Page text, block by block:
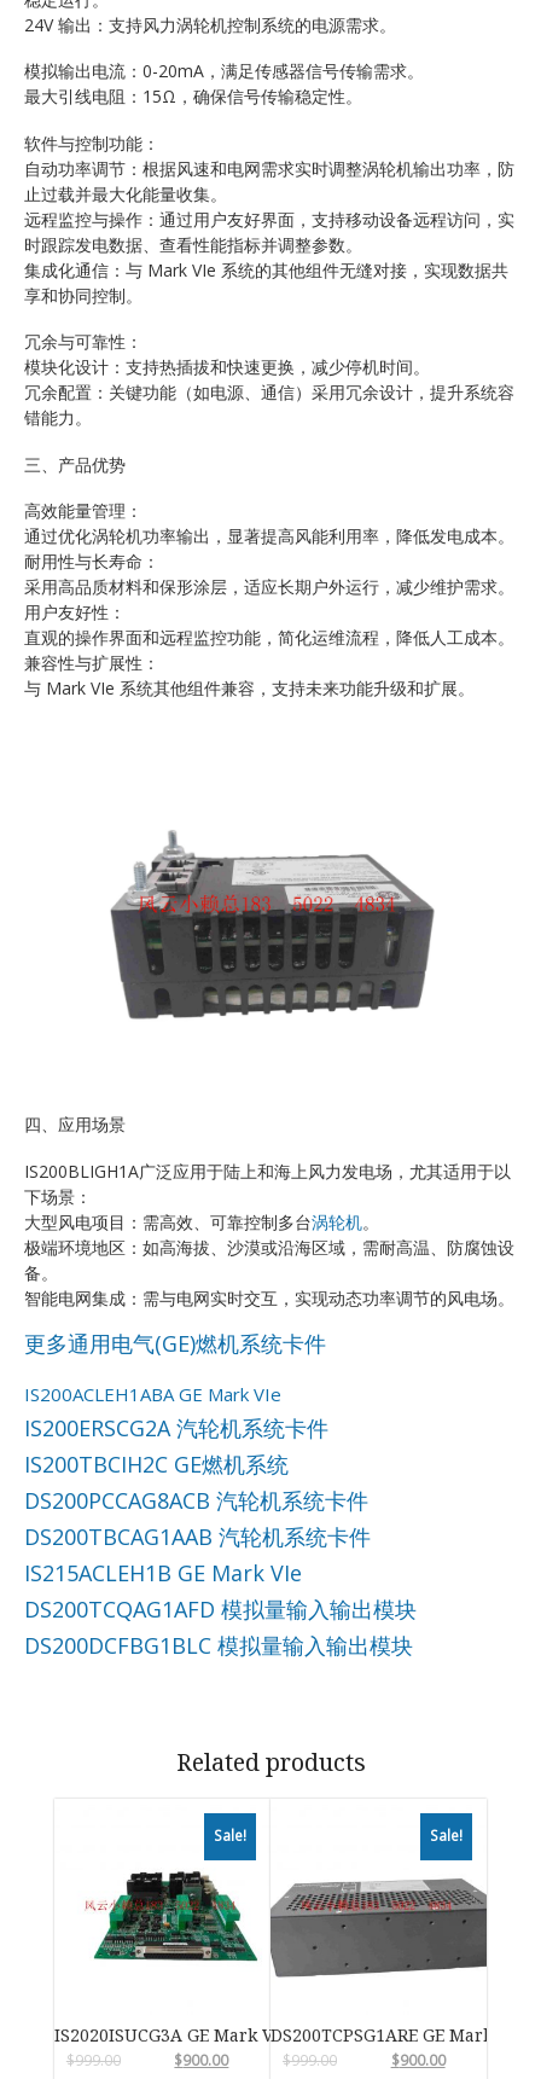
24V 输出：支持风力涡轮机控制系统的电源需求。
模拟输出电流：0-20mA，满足传感器信号传输需求。
最大引线电阻：15Ω，确保信号传输稳定性。
软件与控制功能：
自动功率调节：根据风速和电网需求实时调整涡轮机输出功率，防
止过载并最大化能量收集。
远程监控与操作：通过用户友好界面，支持移动设备远程访问，实
时跟踪发电数据、查看性能指标并调整参数。
集成化通信：与 Mark VIe 系统的其他组件无缝对接，实现数据共
享和协同控制。
冗余与可靠性：
模块化设计：支持热插拔和快速更换，减少停机时间。
冗余配置：关键功能（如电源、通信）采用冗余设计，提升系统容
错能力。
三、产品优势
高效能量管理：
通过优化涡轮机功率输出，显著提高风能利用率，降低发电成本。
耐用性与长寿命：
采用高品质材料和保形涂层，适应长期户外运行，减少维护需求。
用户友好性：
直观的操作界面和远程监控功能，简化运维流程，降低人工成本。
兼容性与扩展性：
与 Mark VIe 系统其他组件兼容，支持未来功能升级和扩展。
四、应用场景
IS200BLIGH1A广泛应用于陆上和海上风力发电场，尤其适用于以
下场景：
大型风电项目：需高效、可靠控制多台涡轮机。
极端环境地区：如高海拔、沙漠或沿海区域，需耐高温、防腐蚀设
备。
智能电网集成：需与电网实时交互，实现动态功率调节的风电场。
更多通用电气(GE)燃机系统卡件
IS200ACLEH1ABA GE Mark VIe
IS200ERSCG2A 汽轮机系统卡件
IS200TBCIH2C GE燃机系统
DS200PCCAG8ACB 汽轮机系统卡件
DS200TBCAG1AAB 汽轮机系统卡件
IS215ACLEH1B GE Mark VIe
DS200TCQAG1AFD 模拟量输入输出模块
DS200DCFBG1BLC 模拟量输入输出模块
Related products
Sale!
IS2020ISUCG3A GE Mark VIe
$999.00 $900.00
Sale!
DS200TCPSG1ARE GE Mark VIe
$999.00 $900.00